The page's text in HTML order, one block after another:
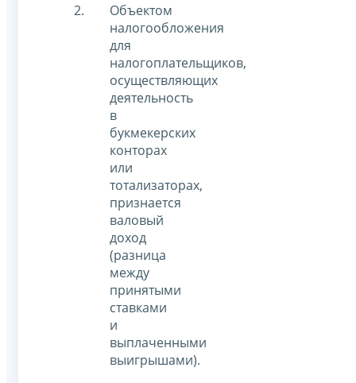
Объектом
налогообложения
для
налогоплательщиков,
осуществляющих
деятельность
в
букмекерских
конторах
или
тотализаторах,
признается
валовый
доход
(разница
между
принятыми
ставками
и
выплаченными
выигрышами).